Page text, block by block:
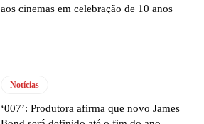
aos cinemas em celebração de 10 anos
Notícias
‘007’: Produtora afirma que novo James